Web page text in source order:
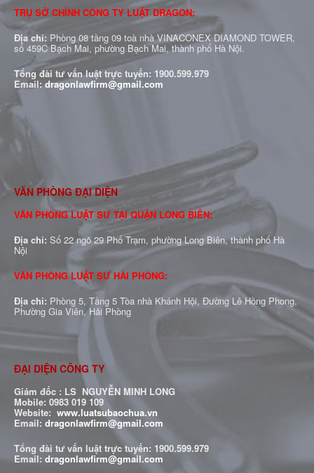
TRỤ SỞ CHÍNH CÔNG TY LUẬT DRAGON:
Địa chỉ: Phòng 08 tầng 09 toà nhà VINACONEX DIAMOND TOWER,
số 459C Bạch Mai, phường Bạch Mai, thành phố Hà Nội.
Tổng đài tư vấn luật trực tuyến: 1900.599.979
Email:dragonlawfirm@gmail.com
VĂN PHÒNG ĐẠI DIỆN
VĂN PHÒNG LUẬT SƯ TẠI QUẬN LONG BIÊN:
Địa chỉ: Số 22 ngõ 29 Phố Trạm, phường Long Biên, thành phố Hà
Nội
VĂN PHÒNG LUẬT SƯ HẢI PHÒNG:
Địa chỉ: Phòng 5, Tầng 5 Tòa nhà Khánh Hội, Đường Lê Hồng Phong,
Phường Gia Viên, Hải Phòng
ĐẠI DIỆN CÔNG TY
Giám đốc : LS NGUYỄN MINH LONG
Mobile: 0983 019 109
Website: www.luatsubaochua.vn
Email: dragonlawfirm@gmail.com
Tổng đài tư vấn luật trực tuyến: 1900.599.979
Email: dragonlawfirm@gmail.com